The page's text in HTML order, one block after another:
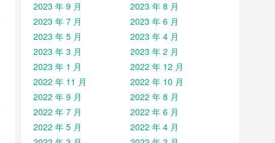
2023 年 9 月
2023 年 8 月
2023 年 7 月
2023 年 6 月
2023 年 5 月
2023 年 4 月
2023 年 3 月
2023 年 2 月
2023 年 1 月
2022 年 12 月
2022 年 11 月
2022 年 10 月
2022 年 9 月
2022 年 8 月
2022 年 7 月
2022 年 6 月
2022 年 5 月
2022 年 4 月